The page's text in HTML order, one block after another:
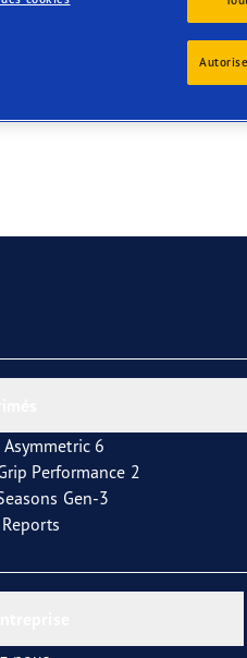
4Seasons GEN-3
Asymmetric 6
Performance 2
Gen-3